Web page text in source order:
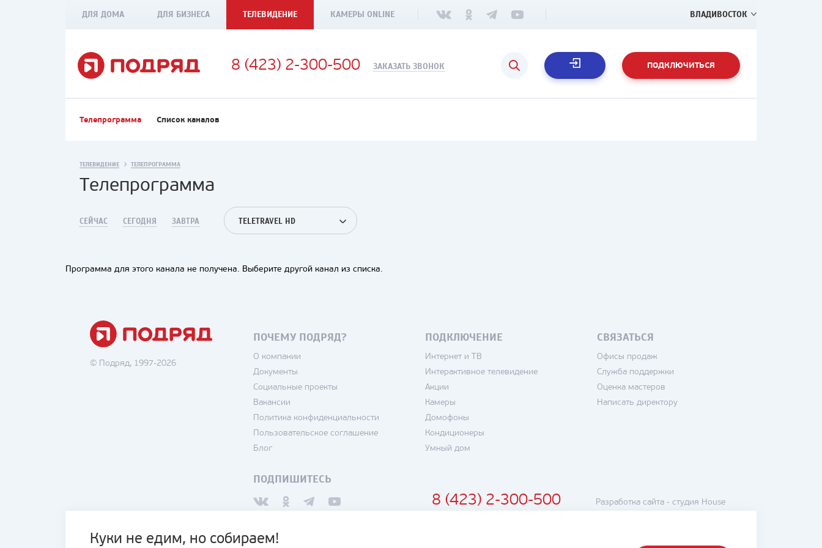
ДЛЯ ДОМА ДЛЯ БИЗНЕСА ТЕЛЕВИДЕНИЕ КАМЕРЫ ONLINE ВЛАДИВОСТОК
8 (423) 2-300-500 ЗАКАЗАТЬ ЗВОНОК ПОДКЛЮЧИТЬСЯ
Телепрограмма Список каналов
Куки не едим, но собираем!
ТЕЛЕВИДЕНИЕ ТЕЛЕПРОГРАММА
Телепрограмма
СЕЙЧАС СЕГОДНЯ ЗАВТРА TELETRAVEL HD
Программа для этого канала не получена. Выберите другой канал из списка.
© Подряд, 1997-2026
ПОЧЕМУ ПОДРЯД?
О компании
Документы
Социальные проекты
Вакансии
Политика конфиденциальности
Пользовательское соглашение
Блог
ПОДКЛЮЧЕНИЕ
Интернет и ТВ
Интерактивное телевидение
Акции
Камеры
Домофоны
Кондиционеры
Умный дом
СВЯЗАТЬСЯ
Офисы продаж
Служба поддержки
Оценка мастеров
Написать директору
ПОДПИШИТЕСЬ
8 (423) 2-300-500 Разработка сайта - студия House